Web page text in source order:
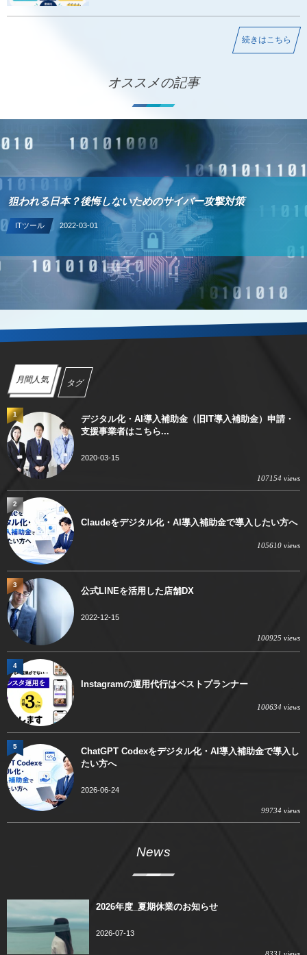
続きはこちら
オススメの記事
バー攻撃対策
デジタル化・AI導入補助金（旧IT導入補助金
月間人気 タグ
デジタル化・AI導入補助金（旧IT導入補助金）申請・
支援事業者はこちら...
2020-03-15
107154 views
1
Claudeをデジタル化・AI導入補助金で導入したい方へ
105610 views
2
公式LINEを活用した店舗DX
2022-12-15
100925 views
3
Instagramの運用代行はベストプランナー
100634 views
4
ChatGPT Codexをデジタル化・AI導入補助金で導入し
たい方へ
2026-06-24
99734 views
5
News
2026年度_夏期休業のお知らせ
2026-07-13
8331 views